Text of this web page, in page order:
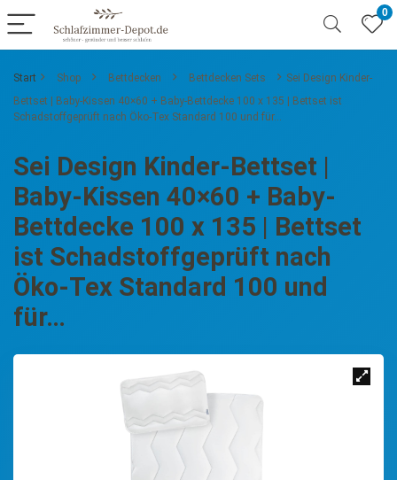
0
Start Shop Bettdecken Bettdecken Sets
Sei Design Kinder-
Bettset | Baby-Kissen 40×60 + Baby-Bettdecke 100 x 135 | Bettset ist
Schadstoffgeprüft nach Öko-Tex Standard 100 und für…
Sei Design Kinder-Bettset |
Baby-Kissen 40×60 + Baby-
Bettdecke 100 x 135 | Bettset
ist Schadstoffgeprüft nach
Öko-Tex Standard 100 und
für…